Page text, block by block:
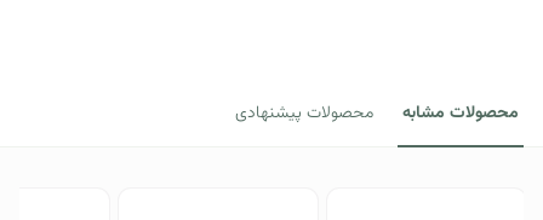
محصولات مشابه محصولات پیشنهادی